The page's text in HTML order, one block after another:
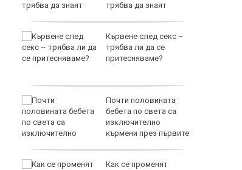
трябва да знаят
Кървене след секс –
трябва ли да се
притесняваме?
Почти половината
бебета по света са
изключително
кърмени през първите
Как се променят